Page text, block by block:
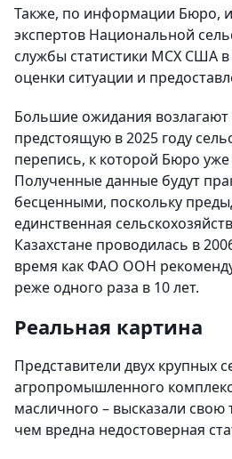
Также, по информации Бюро,
экспертов Национальной
службы статистики МСХ США в
оценки ситуации и
Большие ожидания возлагают
предстоящую в 2025 году
перепись, к которой Бюро уже
Полученные данные будут
бесценными, поскольку
единственная
Казахстане проводилась в
время как ФАО ООН
реже одного раза в 10 лет.
Реальная картина
Представители двух крупных
агропромышленного
масличного – высказали свою
чем вредна недостоверная